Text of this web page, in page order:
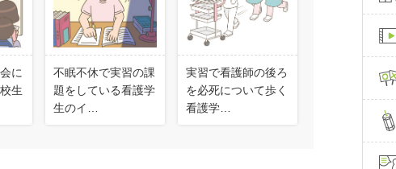
に
生
不眠不休で実習の課
題をしている看護学
生のイ…
実習で看護師の後ろ
を必死について歩く
看護学…